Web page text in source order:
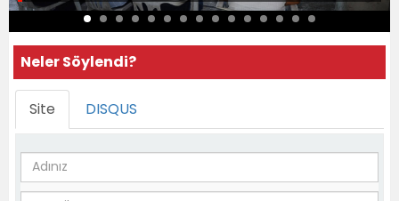
Neler Söylendi?
Site DISQUS